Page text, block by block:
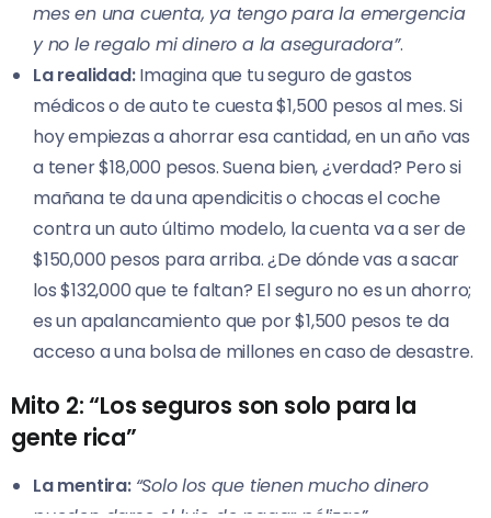
mes en una cuenta, ya tengo para la emergencia
y no le regalo mi dinero a la aseguradora”.
La realidad:Imagina que tu seguro de gastos
médicos o de auto te cuesta $1,500 pesos al mes. Si
hoy empiezas a ahorrar esa cantidad, en un año vas
a tener $18,000 pesos. Suena bien, ¿verdad? Pero si
mañana te da una apendicitis o chocas el coche
contra un auto último modelo, la cuenta va a ser de
$150,000 pesos para arriba. ¿De dónde vas a sacar
los $132,000 que te faltan? El seguro no es un ahorro;
es un apalancamiento que por $1,500 pesos te da
acceso a una bolsa de millones en caso de desastre.
Mito 2: “Los seguros son solo para la
gente rica”
La mentira: “Solo los que tienen mucho dinero